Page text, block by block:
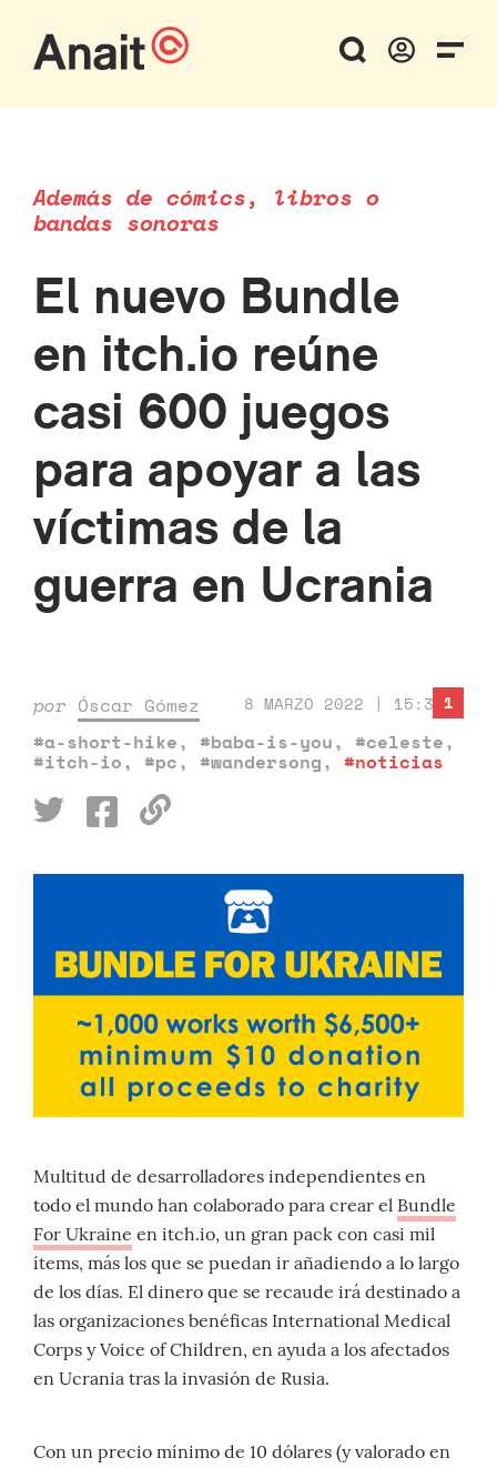
Además de cómics, libros o
bandas sonoras
El nuevo Bundle
en itch.io reúne
casi 600 juegos
para apoyar a las
víctimas de la
guerra en Ucrania
por Óscar Gómez 8 MARZO 2022 | 15:39
#a-short-hike, #baba-is-you, #celeste,
#itch-io, #pc, #wandersong, #noticias
1
Multitud de desarrolladores independientes en
todo el mundo han colaborado para crear el Bundle
For Ukraine en itch.io, un gran pack con casi mil
ítems, más los que se puedan ir añadiendo a lo largo
de los días. El dinero que se recaude irá destinado a
las organizaciones benéficas International Medical
Corps y Voice of Children, en ayuda a los afectados
en Ucrania tras la invasión de Rusia.
Con un precio mínimo de 10 dólares (y valorado en